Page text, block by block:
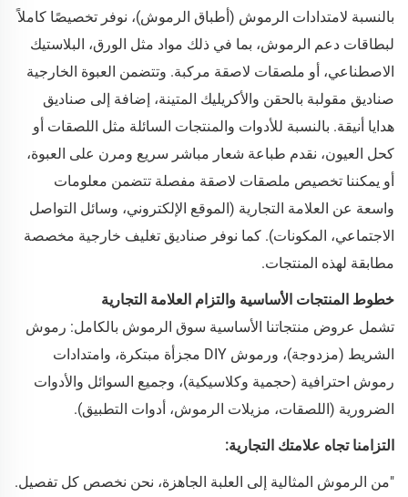
بالنسبة لامتدادات الرموش (أطباق الرموش)، نوفر تخصيصًا كاملاً
لبطاقات دعم الرموش، بما في ذلك مواد مثل الورق، البلاستيك
الاصطناعي، أو ملصقات لاصقة مركبة. وتتضمن العبوة الخارجية
صناديق مقولبة بالحقن والأكريليك المتينة، إضافة إلى صناديق
هدايا أنيقة. بالنسبة للأدوات والمنتجات السائلة مثل اللصقات أو
كحل العيون، نقدم طباعة شعار مباشر سريع ومرن على العبوة،
أو يمكننا تخصيص ملصقات لاصقة مفصلة تتضمن معلومات
واسعة عن العلامة التجارية (الموقع الإلكتروني، وسائل التواصل
الاجتماعي، المكونات). كما نوفر صناديق تغليف خارجية مخصصة
مطابقة لهذه المنتجات.
خطوط المنتجات الأساسية والتزام العلامة التجارية
تشمل عروض منتجاتنا الأساسية سوق الرموش بالكامل: رموش
الشريط (مزدوجة)، ورموش DIY مجزأة مبتكرة، وامتدادات
رموش احترافية (حجمية وكلاسيكية)، وجميع السوائل والأدوات
الضرورية (اللصقات، مزيلات الرموش، أدوات التطبيق).
التزامنا تجاه علامتك التجارية:
"من الرموش المثالية إلى العلبة الجاهزة، نحن نخصص كل تفصيل.